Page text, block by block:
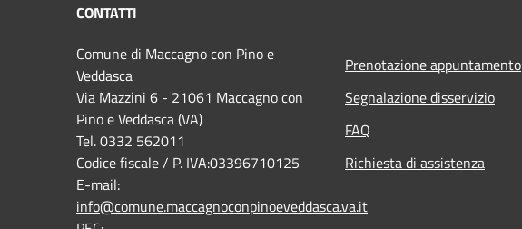
CONTATTI
Comune di Maccagno con Pino e
Veddasca
Via Mazzini 6 - 21061 Maccagno con
Pino e Veddasca (VA)
Tel. 0332 562011
Codice fiscale / P. IVA:03396710125
E-mail:
info@comune.maccagnoconpinoeveddasca.va.it
Prenotazione appuntamento
Segnalazione disservizio
FAQ
Richiesta di assistenza